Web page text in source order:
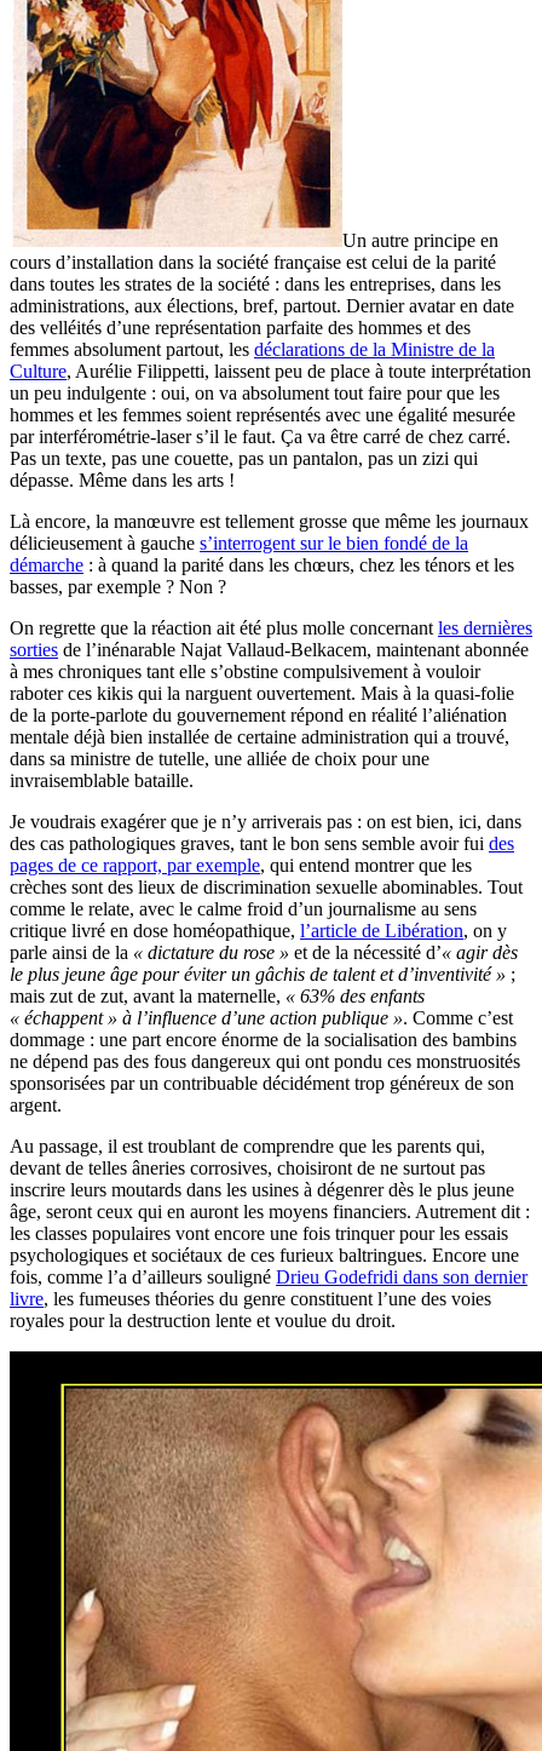
Un autre principe en
cours d’installation dans la société française est celui de la parité
dans toutes les strates de la société : dans les entreprises, dans les
administrations, aux élections, bref, partout. Dernier avatar en date
des velléités d’une représentation parfaite des hommes et des
femmes absolument partout, les déclarations de la Ministre de la
Culture, Aurélie Filippetti, laissent peu de place à toute interprétation
un peu indulgente : oui, on va absolument tout faire pour que les
hommes et les femmes soient représentés avec une égalité mesurée
par interférométrie-laser s’il le faut. Ça va être carré de chez carré.
Pas un texte, pas une couette, pas un pantalon, pas un zizi qui
dépasse. Même dans les arts !
Là encore, la manœuvre est tellement grosse que même les journaux
délicieusement à gauche s’interrogent sur le bien fondé de la
démarche : à quand la parité dans les chœurs, chez les ténors et les
basses, par exemple ? Non ?
On regrette que la réaction ait été plus molle concernant les dernières
sorties de l’inénarable Najat Vallaud-Belkacem, maintenant abonnée
à mes chroniques tant elle s’obstine compulsivement à vouloir
raboter ces kikis qui la narguent ouvertement. Mais à la quasi-folie
de la porte-parlote du gouvernement répond en réalité l’aliénation
mentale déjà bien installée de certaine administration qui a trouvé,
dans sa ministre de tutelle, une alliée de choix pour une
invraisemblable bataille.
Je voudrais exagérer que je n’y arriverais pas : on est bien, ici, dans
des cas pathologiques graves, tant le bon sens semble avoir fui des
pages de ce rapport, par exemple, qui entend montrer que les
crèches sont des lieux de discrimination sexuelle abominables. Tout
comme le relate, avec le calme froid d’un journalisme au sens
critique livré en dose homéopathique, l’article de Libération, on y
parle ainsi de la « dictature du rose » et de la nécessité d’« agir dès
le plus jeune âge pour éviter un gâchis de talent et d’inventivité » ;
mais zut de zut, avant la maternelle, « 63% des enfants
« échappent » à l’influence d’une action publique ». Comme c’est
dommage : une part encore énorme de la socialisation des bambins
ne dépend pas des fous dangereux qui ont pondu ces monstruosités
sponsorisées par un contribuable décidément trop généreux de son
argent.
Au passage, il est troublant de comprendre que les parents qui,
devant de telles âneries corrosives, choisiront de ne surtout pas
inscrire leurs moutards dans les usines à dégenrer dès le plus jeune
âge, seront ceux qui en auront les moyens financiers. Autrement dit :
les classes populaires vont encore une fois trinquer pour les essais
psychologiques et sociétaux de ces furieux baltringues. Encore une
fois, comme l’a d’ailleurs souligné Drieu Godefridi dans son dernier
livre, les fumeuses théories du genre constituent l’une des voies
royales pour la destruction lente et voulue du droit.